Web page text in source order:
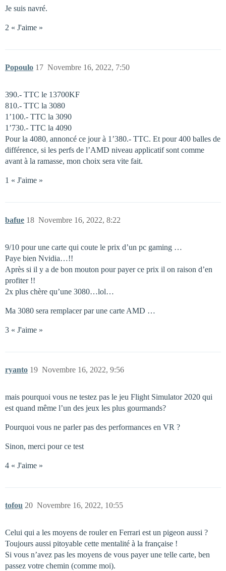
Je suis navré.
2 « J'aime »
Popoulo Novembre 16, 2022, 7:50
17
390.- TTC le 13700KF
810.- TTC la 3080
1’100.- TTC la 3090
1’730.- TTC la 4090
Pour la 4080, annoncé ce jour à 1’380.- TTC. Et pour 400 balles de
différence, si les perfs de l’AMD niveau applicatif sont comme
avant à la ramasse, mon choix sera vite fait.
1 « J'aime »
bafue Novembre 16, 2022, 8:22
18
9/10 pour une carte qui coute le prix d’un pc gaming …
Paye bien Nvidia…!!
Après si il y a de bon mouton pour payer ce prix il on raison d’en
profiter !!
2x plus chère qu’une 3080…lol…
Ma 3080 sera remplacer par une carte AMD …
3 « J'aime »
ryanto Novembre 16, 2022, 9:56
19
mais pourquoi vous ne testez pas le jeu Flight Simulator 2020 qui
est quand même l’un des jeux les plus gourmands?
Pourquoi vous ne parler pas des performances en VR ?
Sinon, merci pour ce test
4 « J'aime »
tofou Novembre 16, 2022, 10:55
20
Celui qui a les moyens de rouler en Ferrari est un pigeon aussi ?
Toujours aussi pitoyable cette mentalité à la française !
Si vous n’avez pas les moyens de vous payer une telle carte, ben
passez votre chemin (comme moi).